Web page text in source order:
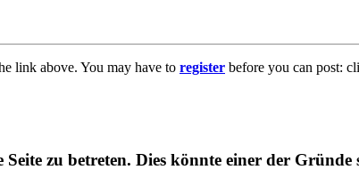
link above. You may have to register before you can post:
zu betreten. Dies könnte einer der Gründe